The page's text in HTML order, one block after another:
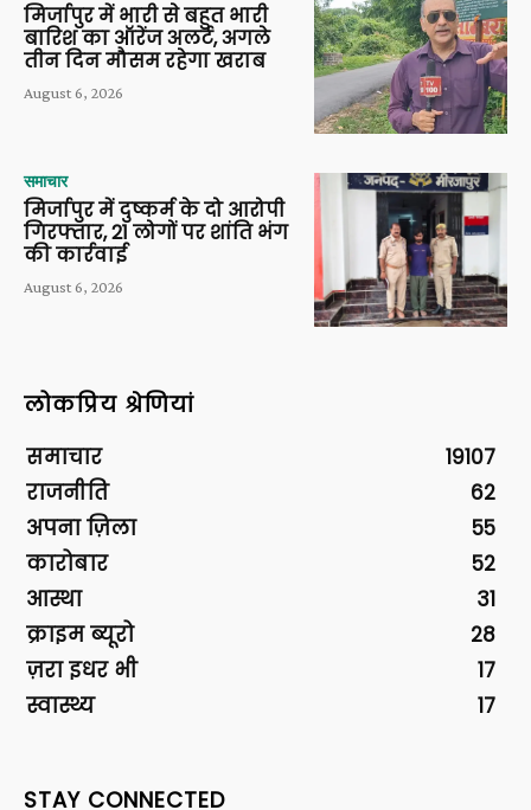
मिर्जापुर में भारी से बहुत भारी
बारिश का ऑरेंज अलर्ट, अगले
तीन दिन मौसम रहेगा खराब
August 6, 2026
समाचार
मिर्जापुर में दुष्कर्म के दो आरोपी
गिरफ्तार, 21 लोगों पर शांति भंग
की कार्रवाई
August 6, 2026
लोकप्रिय श्रेणियां
समाचार
19107
राजनीति
62
अपना ज़िला
55
कारोबार
52
आस्था
31
क्राइम ब्यूरो
28
ज़रा इधर भी
17
स्वास्थ्य
17
STAY CONNECTED